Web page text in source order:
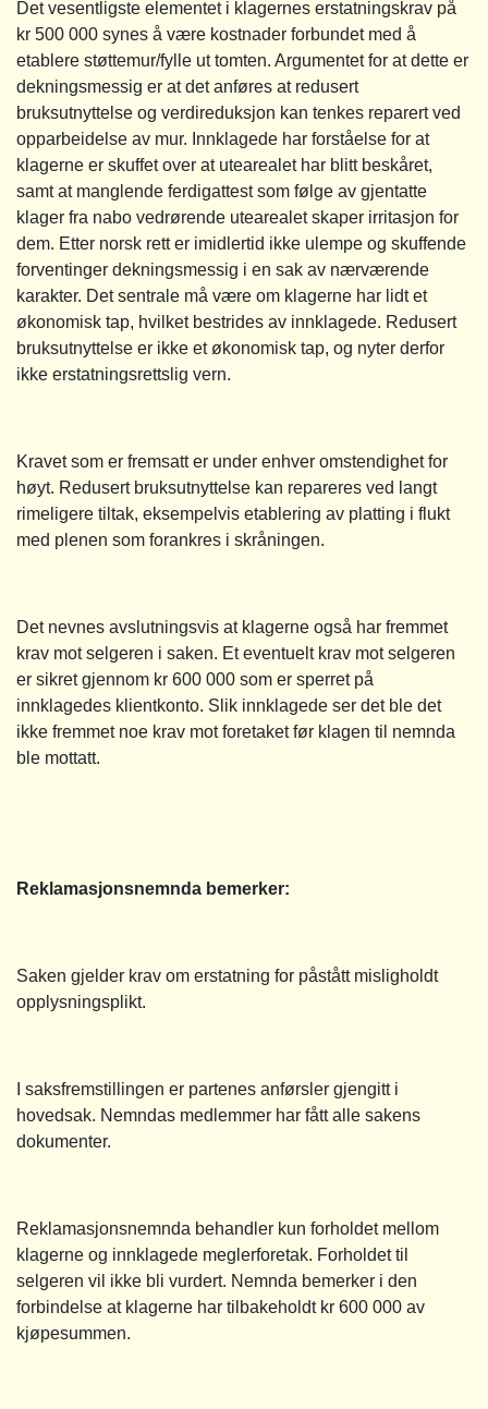
Det vesentligste elementet i klagernes erstatningskrav på
kr 500 000 synes å være kostnader forbundet med å
etablere støttemur/fylle ut tomten. Argumentet for at dette er
dekningsmessig er at det anføres at redusert
bruksutnyttelse og verdireduksjon kan tenkes reparert ved
opparbeidelse av mur. Innklagede har forståelse for at
klagerne er skuffet over at utearealet har blitt beskåret,
samt at manglende ferdigattest som følge av gjentatte
klager fra nabo vedrørende utearealet skaper irritasjon for
dem. Etter norsk rett er imidlertid ikke ulempe og skuffende
forventinger dekningsmessig i en sak av nærværende
karakter. Det sentrale må være om klagerne har lidt et
økonomisk tap, hvilket bestrides av innklagede. Redusert
bruksutnyttelse er ikke et økonomisk tap, og nyter derfor
ikke erstatningsrettslig vern.
Kravet som er fremsatt er under enhver omstendighet for
høyt. Redusert bruksutnyttelse kan repareres ved langt
rimeligere tiltak, eksempelvis etablering av platting i flukt
med plenen som forankres i skråningen.
Det nevnes avslutningsvis at klagerne også har fremmet
krav mot selgeren i saken. Et eventuelt krav mot selgeren
er sikret gjennom kr 600 000 som er sperret på
innklagedes klientkonto. Slik innklagede ser det ble det
ikke fremmet noe krav mot foretaket før klagen til nemnda
ble mottatt.
Reklamasjonsnemnda bemerker:
Saken gjelder krav om erstatning for påstått misligholdt
opplysningsplikt.
I saksfremstillingen er partenes anførsler gjengitt i
hovedsak. Nemndas medlemmer har fått alle sakens
dokumenter.
Reklamasjonsnemnda behandler kun forholdet mellom
klagerne og innklagede meglerforetak. Forholdet til
selgeren vil ikke bli vurdert. Nemnda bemerker i den
forbindelse at klagerne har tilbakeholdt kr 600 000 av
kjøpesummen.